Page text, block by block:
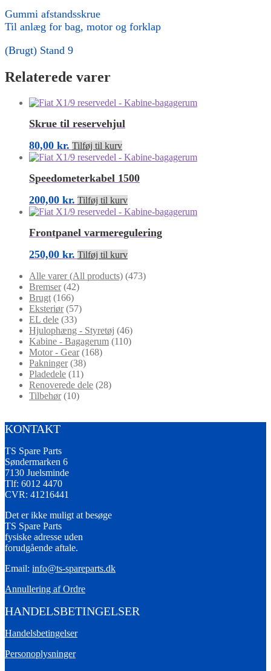
Gummi afstandsskrue
Til anlæg for bag, motor og forklap
(Brugt) Stand 9
Relaterede varer
Skrue til reservehjul
80,00 kr. Tilføj til kurv
Speedometerkabel 1500
200,00 kr. Tilføj til kurv
Frontpanel varmeregulering
250,00 kr. Tilføj til kurv
Alle varer (All products) (473)
Bremser (42)
Brugt (166)
Eksteriør (57)
EL dele (33)
Hjulophæng - Styretøj (46)
Kabine - Bagagerum (110)
Motor - Gear (168)
Pakninger (38)
Pladedele (11)
Renoverede dele (28)
Tilbehør (10)
KONTAKT
TS Spare Parts
Søndermarken 6
7130 Juelsminde
Tlf: 6012 4470
CVR: 41216441
Det er ikke muligt at besøge
TS Spare Parts
fysiske adresse uden
forudgående aftale.
Email: info@ts-spareparts.dk
Annullering af Ordre
HANDELSBETINGELSER
Handelsbetingelser
Personoplysninger